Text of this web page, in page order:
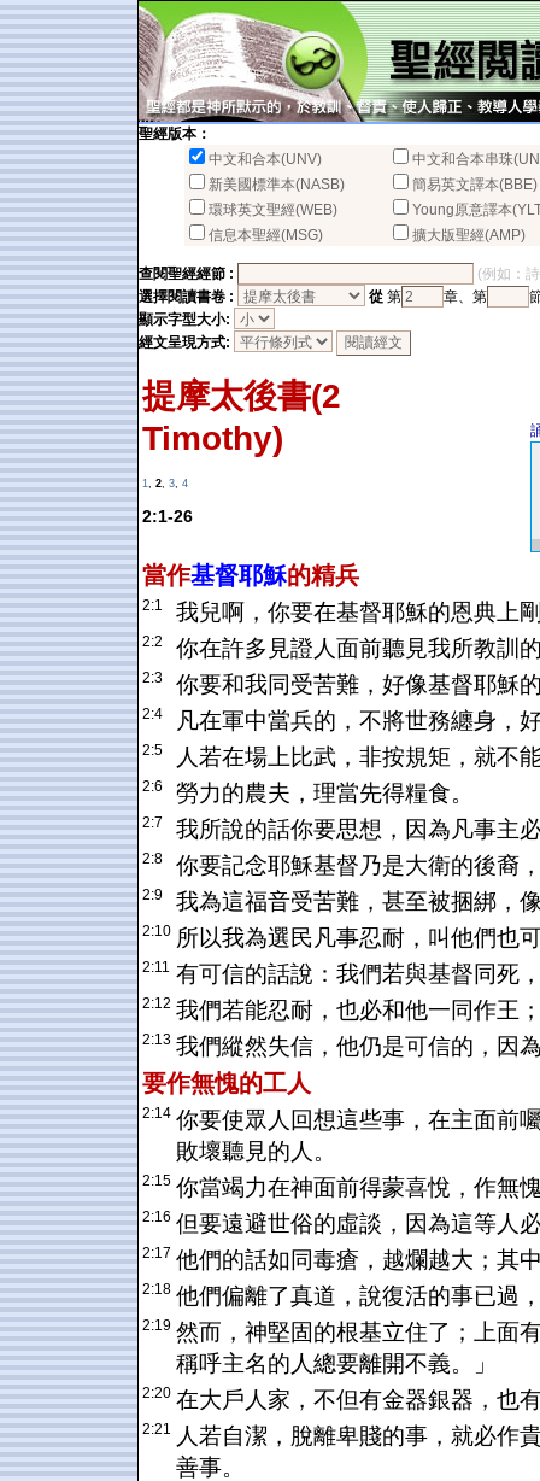
聖經版本：
中文和合本(UNV)
中文和合本串珠
新美國標準本(NASB)
簡易英文譯本(BBE)
環球英文聖經(WEB)
Young原意譯本
信息本聖經(MSG)
擴大版聖經(AMP)
查閱聖經經節 :
(例如：
選擇閱讀書卷 :
從 第 章、第
顯示字型大小:
經文呈現方式:
提摩太後書(2
Timothy)
1, 2, 3, 4
2:1-26
當作基督耶穌的精兵
2:1 我兒啊，你要在基督耶穌的恩典上
2:2 你在許多見證人面前聽見我所教訓
2:3 你要和我同受苦難，好像基督耶穌
2:4 凡在軍中當兵的，不將世務纏身，
2:5 人若在場上比武，非按規矩，就不
2:6 勞力的農夫，理當先得糧食。
2:7 我所說的話你要思想，因為凡事主
2:8 你要記念耶穌基督乃是大衛的後裔
2:9 我為這福音受苦難，甚至被捆綁，
2:10 所以我為選民凡事忍耐，叫他們也
2:11 有可信的話說：我們若與基督同死
2:12 我們若能忍耐，也必和他一同作王
2:13 我們縱然失信，他仍是可信的，因
要作無愧的工人
2:14 你要使眾人回想這些事，在主面前
敗壞聽見的人。
2:15 你當竭力在神面前得蒙喜悅，作無
2:16 但要遠避世俗的虛談，因為這等人
2:17 他們的話如同毒瘡，越爛越大；其
2:18 他們偏離了真道，說復活的事已過
2:19 然而，神堅固的根基立住了；上面
稱呼主名的人總要離開不義。」
2:20 在大戶人家，不但有金器銀器，也
2:21
人若自潔，脫離卑賤的事，就必作
善事。